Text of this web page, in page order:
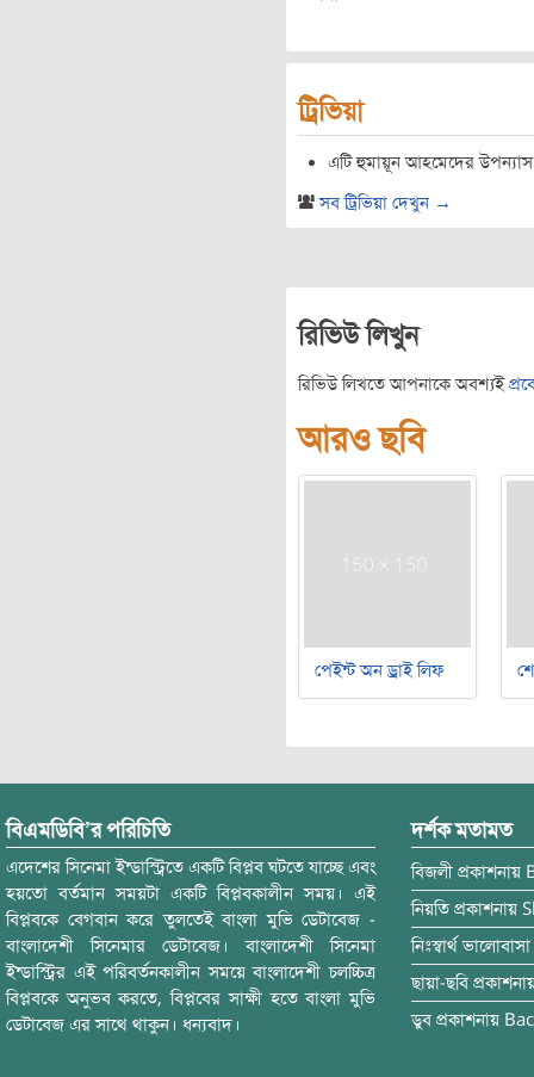
ট্রিভিয়া
এটি হুমায়ূন আহমেদের উপন্যাস
সব ট্রিভিয়া দেখুন →
রিভিউ লিখুন
রিভিউ লিখতে আপনাকে অবশ্যই
আরও ছবি
পেইন্ট অন ড্রাই লিফ
বিএমডিবি’র পরিচিতি
এদেশের সিনেমা ইন্ডাস্ট্রিতে একটি বিপ্লব ঘটতে যাচ্ছে এবং
হয়তো বর্তমান সময়টা একটি বিপ্লবকালীন সময়। এই
বিপ্লবকে বেগবান করে তুলতেই বাংলা মুভি ডেটাবেজ -
বাংলাদেশী সিনেমার ডেটাবেজ। বাংলাদেশী সিনেমা
ইন্ডাস্ট্রির এই পরিবর্তনকালীন সময়ে বাংলাদেশী চলচ্চিত্র
বিপ্লবকে অনুভব করতে, বিপ্লবের সাক্ষী হতে বাংলা মুভি
ডেটাবেজ এর সাথে থাকুন। ধন্যবাদ।
দর্শক মতামত
বিজলী প্রকাশনায়
নিয়তি প্রকাশনায়
নিঃস্বার্থ ভালোবাসা
ছায়া-ছবি
ডুব প্রকাশনায়